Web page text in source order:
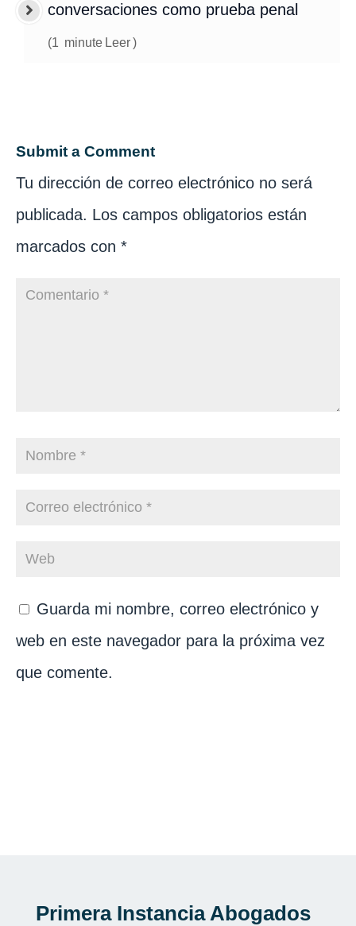
conversaciones como prueba penal
(1 minute Leer)
Submit a Comment
Tu dirección de correo electrónico no será
publicada. Los campos obligatorios están
marcados con *
Guarda mi nombre, correo electrónico y
web en este navegador para la próxima vez
que comente.
Primera Instancia Abogados